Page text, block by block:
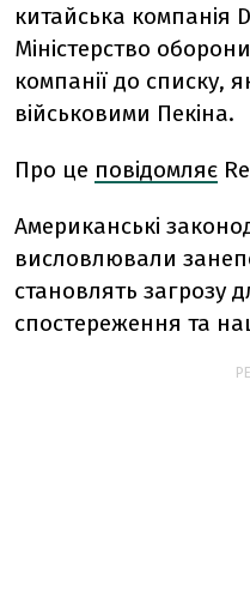
китайська компанія
Міністерство
компанії до списку,
військовими Пекіна.
Про це повідомляє
Американські
висловлювали
становлять загрозу
спостереження та